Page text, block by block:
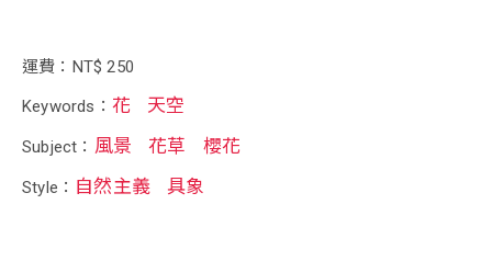
運費：NT$ 250
Keywords： 花 天空
Subject： 風景 花草 櫻花
Style： 自然主義 具象